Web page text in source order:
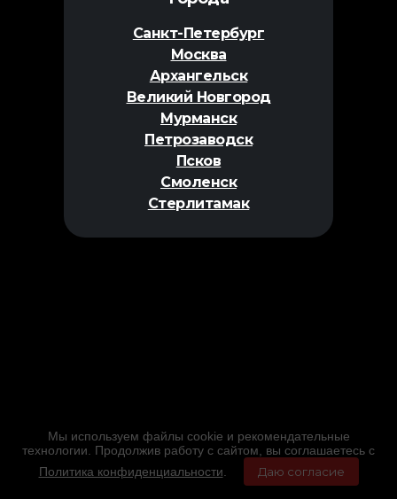
Санкт-Петербург
Москва
Архангельск
Великий Новгород
Мурманск
Петрозаводск
Псков
Смоленск
Стерлитамак
Мы используем файлы cookie и рекомендательные
технологии. Продолжив работу с сайтом, вы соглашаетесь с
Политика конфиденциальности
Даю согласие